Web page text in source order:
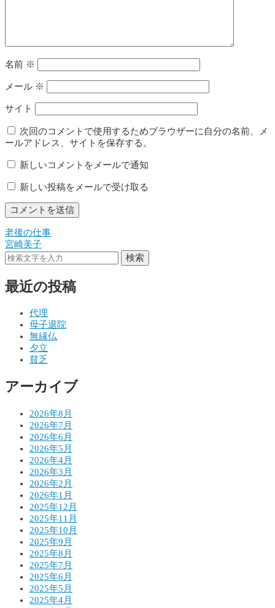
名前 ※
メール ※
サイト
次回のコメントで使用するためブラウザーに自分の名前、メ
ールアドレス、サイトを保存する。
新しいコメントをメールで通知
新しい投稿をメールで受け取る
投
稿
ビ
ン
老後の仕事
宮崎美子
検索
最近の投稿
代理
母子退院
無縁仏
夕立
貧乏
アーカイブ
2026年8月
2026年7月
2026年6月
2026年5月
2026年4月
2026年3月
2026年2月
2026年1月
2025年12月
2025年11月
2025年10月
2025年9月
2025年8月
2025年7月
2025年6月
2025年5月
2025年4月